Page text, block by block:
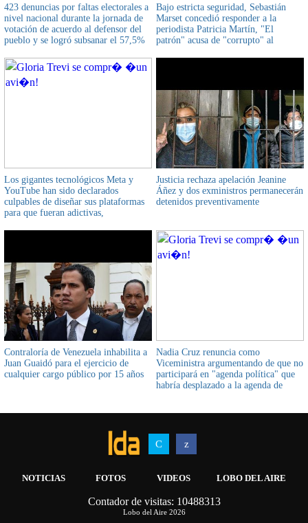
423 denuncias por faltas electorales a
nivel nacional durante la jornada de
votación de acuerdo al defensor del
pueblo y se logró subsanar el 57,5%
Bajo estricta seguridad, Sebastián
Marset concedió responder a la
periodista Patricia Martín, "El
patrón" acusa de "corrupto" al
Los gigantes tecnológicos Meta y
YouTube han sido declarados
culpables de diseñar sus plataformas
para que fueran adictivas,
Justicia rechaza apelación Jeanine
Áñez y dos exministros permanecerán
detenidos preventivamente
Contraloría de Venezuela inhabilita a
Juan Guaidó para el ejercicio de
cualquier cargo público por 15 años
Nadia Cruz renuncia como
Viceministra argumentando de que no
participará en "agenda política" que
habría desplazado a la agenda de
NOTICIAS FOTOS VIDEOS LOBO DEL AIRE
AIRWOLF MULTIMEDIA
Contador de visitas: 10488313
Lobo del Aire 2026